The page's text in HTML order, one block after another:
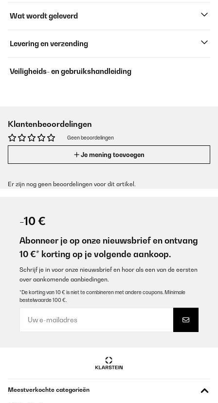
Wat wordt geleverd
Levering en verzending
Veiligheids- en gebruikshandleiding
Klantenbeoordelingen
Geen beoordelingen
Je mening toevoegen
Er zijn nog geen beoordelingen voor dit artikel.
-10 €
Abonneer je op onze nieuwsbrief en ontvang
10 €* korting op je volgende aankoop.
Schrijf je in voor onze nieuwsbrief en hoor als een van de eersten
over aankomende aanbiedingen.
*De korting van 10 € is niet te combineren met andere coupons. Minimale
bestelwaarde 100 €.
Meestverkochte categorieën